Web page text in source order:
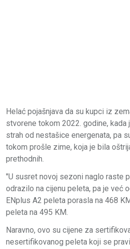
Helać pojašnjava da su kupci iz
stvorene tokom 2022. godine, kada
strah od nestašice energenata, pa
tokom prošle zime, koja je bila
prethodnih.
"U susret novoj sezoni naglo raste
odrazilo na cijenu peleta, pa je već
ENplus A2 peleta porasla na 468
peleta na 495 KM.
Naravno, ovo su cijene za
nesertifikovanog peleta koji se